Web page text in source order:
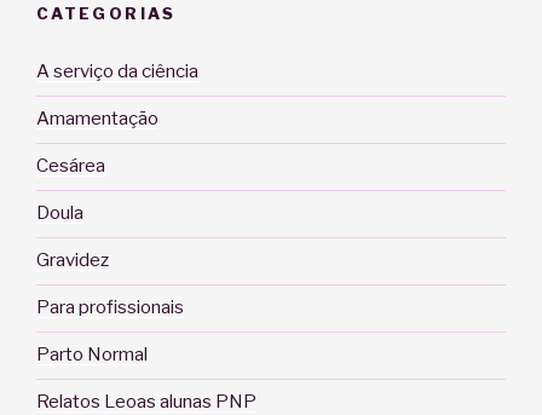
CATEGORIAS
A serviço da ciência
Amamentação
Cesárea
Doula
Gravidez
Para profissionais
Parto Normal
Relatos Leoas alunas PNP